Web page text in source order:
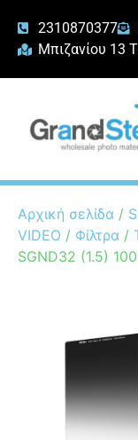
2310870377
Μπιζανίου 13
Αρχική σελίδα /
VIDEO / Φίλτρα /
SGND32 (1.5)